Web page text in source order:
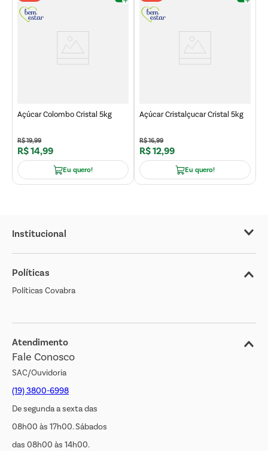
Açúcar Colombo Cristal 5kg
R$19,99
R$14,99
Eu quero!
Açúcar Cristalçucar Cristal 5kg
R$16,99
R$12,99
Eu quero!
Institucional
Sobre o Covabra
Nossas Lojas
Cliente Bem Estar
Jornal de Ofertas
Transparência Salarial
Políticas
Políticas Covabra
Atendimento
Fale Conosco
SAC/Ouvidoria
(19) 3800-6998
De segunda a sexta das
08h00 às 17h00. Sábados
das 08h00 às 14h00.